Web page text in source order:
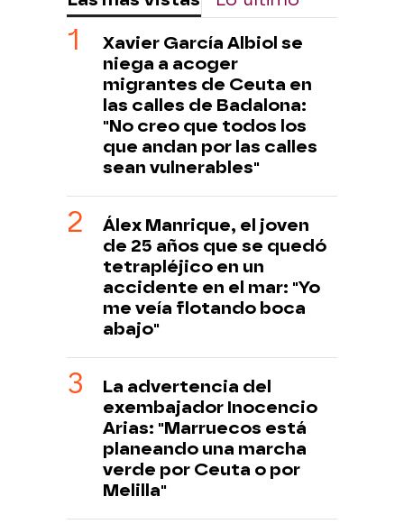
Xavier García Albiol se
niega a acoger
migrantes de Ceuta en
las calles de Badalona:
"No creo que todos los
que andan por las calles
sean vulnerables"
Álex Manrique, el joven
de 25 años que se quedó
tetrapléjico en un
accidente en el mar: "Yo
me veía flotando boca
abajo"
La advertencia del
exembajador Inocencio
Arias: "Marruecos está
planeando una marcha
verde por Ceuta o por
Melilla"